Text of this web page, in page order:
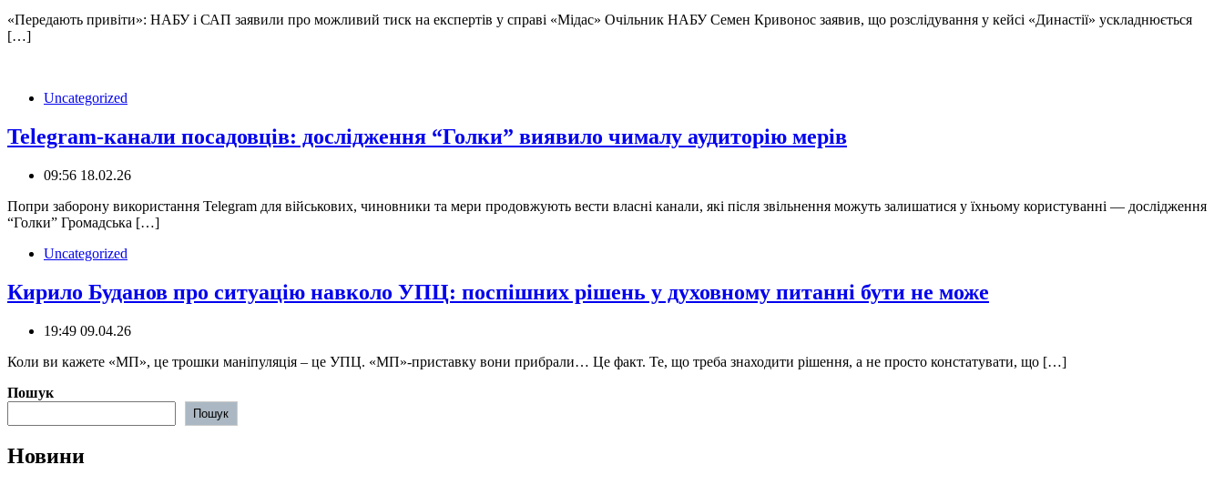
«Передають привіти»: НАБУ і САП заявили про можливий тиск на експертів у справі «Мідас» Очільник НАБУ Семен Кривонос заявив, що розслідування у кейсі «Династії» ускладнюється
[…]
Uncategorized
Telegram-канали посадовців: дослідження “Голки” виявило чималу аудиторію мерів
09:56 18.02.26
️‍️Попри заборону використання Telegram для військових, чиновники та мери продовжують вести власні канали, які після звільнення можуть залишатися у їхньому користуванні — дослідження
“Голки” Громадська […]
Uncategorized
Кирило Буданов про ситуацію навколо УПЦ: поспішних рішень у духовному питанні бути не може
19:49 09.04.26
Коли ви кажете «МП», це трошки маніпуляція – це УПЦ. «МП»-приставку вони прибрали… Це факт. Те, що треба знаходити рішення, а не просто констатувати, що […]
Пошук
Пошук
Новини